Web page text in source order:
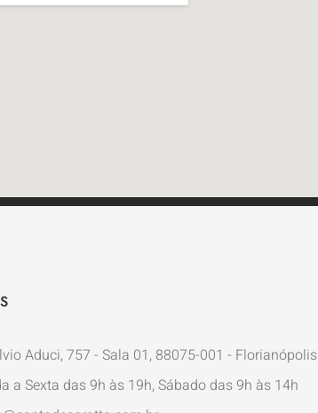
Aduci, 757 - Sala 01, 88075-001 - Florianópolis
a Sexta das 9h às 19h, Sábado das 9h às 14h